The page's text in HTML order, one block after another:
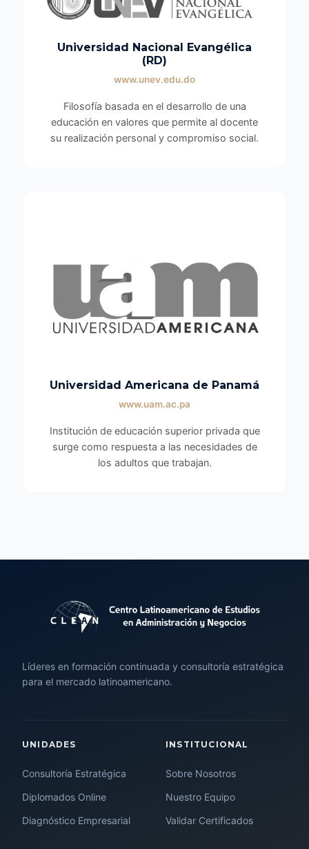
Universidad Nacional Evangélica
(RD)
www.unev.edu.do
Filosofía basada en el desarrollo de una
educación en valores que permite al docente
su realización personal y compromiso social.
Universidad Americana de Panamá
www.uam.ac.pa
Institución de educación superior privada que
surge como respuesta a las necesidades de
los adultos que trabajan.
Líderes en formación continuada y consultoría estratégica
para el mercado latinoamericano.
UNIDADES
Consultoría Estratégica
Diplomados Online
Diagnóstico Empresarial
INSTITUCIONAL
Sobre Nosotros
Nuestro Equipo
Validar Certificados